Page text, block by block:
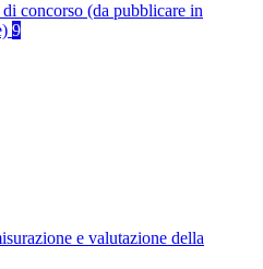
concorso (da pubblicare in
9
e valutazione della